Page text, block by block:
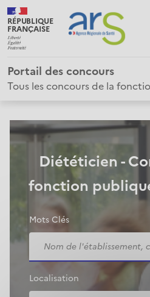
RÉPUBLIQUE
FRANÇAISE
Portail des concours
Tous les concours de la
Diététicien -
fonction
Mots Clés
Localisation